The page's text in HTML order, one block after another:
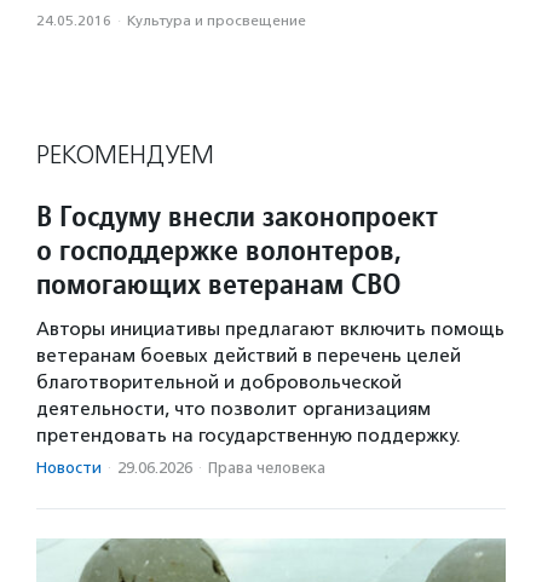
24.05.2016 · Культура и просвещение
РЕКОМЕНДУЕМ
В Госдуму внесли законопроект
о господдержке волонтеров,
помогающих ветеранам СВО
Авторы инициативы предлагают включить помощь
ветеранам боевых действий в перечень целей
благотворительной и добровольческой
деятельности, что позволит организациям
претендовать на государственную поддержку.
Новости · 29.06.2026 · Права человека